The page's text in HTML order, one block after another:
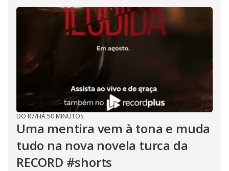
DO R7/HÁ 50 MINUTOS
Uma mentira vem à tona e muda
tudo na nova novela turca da
RECORD #shorts